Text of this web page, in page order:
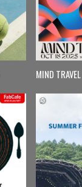
MIND TRAVEL